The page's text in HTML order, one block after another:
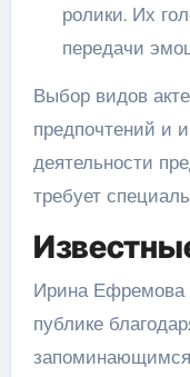
ролики. Их
передачи
Выбор видов
предпочтений и
деятельности
требует
Ирина Ефремова
публике